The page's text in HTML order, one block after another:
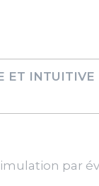
ET INTUITIVE
par